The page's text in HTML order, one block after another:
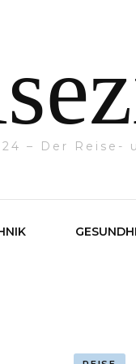
– Der Reise-